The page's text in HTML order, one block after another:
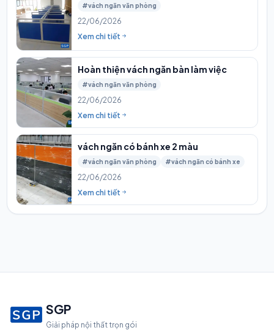
#vách ngăn văn phòng
22/06/2026
Xem chi tiết
Hoàn thiện vách ngăn bàn làm việc
#vách ngăn văn phòng
22/06/2026
Xem chi tiết
vách ngăn có bánh xe 2 màu
#vách ngăn văn phòng #vách ngăn có bánh xe
22/06/2026
Xem chi tiết
SGP
Giải pháp nội thất trọn gói